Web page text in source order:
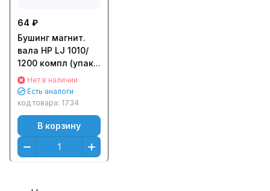
64 ₽
Бушинг магнит.
вала HP LJ 1010/
1200 компл (упак
10 пар) цена за
упаковку
Нет в наличии
Есть аналоги
код товара: 1734
В корзину